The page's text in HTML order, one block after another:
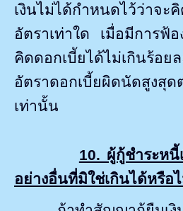
เงินไม่ได้กำหนดไว้ว่าจะ
อัตราเท่าใด เมื่อมีการฟ้
คิดดอกเบี้ยได้ไม่เกินร้อย
อัตราดอกเบี้ยผิดนัดสูงสุ
เท่านั้น
10. ผู้กู้ชำระหนี้
อย่างอื่นที่มิใช่เกินได้หรือ